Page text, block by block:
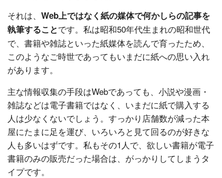
それは、 Web上ではなく紙の媒体で何かしらの記事を
執筆することです。私は昭和50年代生まれの昭和世代
で、書籍や雑誌といった紙媒体を読んで育ったため、
このようなご時世であってもいまだに紙への思い入れ
があります。
主な情報収集の手段はWebであっても、小説や漫画・
雑誌などは電子書籍ではなく、いまだに紙で購入する
人は少なくないでしょう。すっかり店舗数が減った本
屋にたまに足を運び、いろいろと見て回るのが好きな
人も多いはずです。私もその1人で、欲しい書籍が電子
書籍のみの販売だった場合は、がっかりしてしまうタ
イプです。